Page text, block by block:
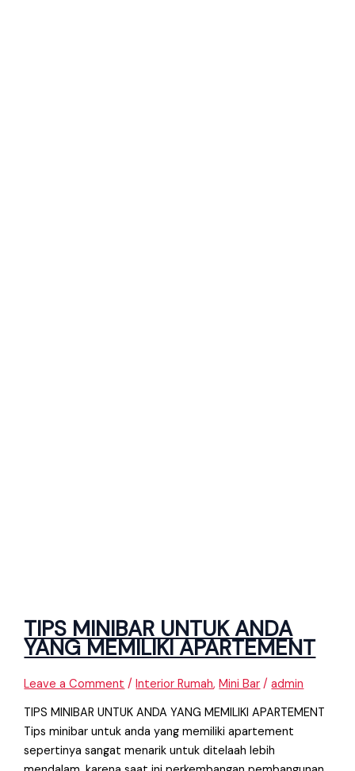
TIPS MINIBAR UNTUK ANDA
YANG MEMILIKI APARTEMENT
Leave a Comment /Interior Rumah,Mini Bar /admin
TIPS MINIBAR UNTUK ANDA YANG MEMILIKI APARTEMENT
Tips minibar untuk anda yang memiliki apartement
sepertinya sangat menarik untuk ditelaah lebih